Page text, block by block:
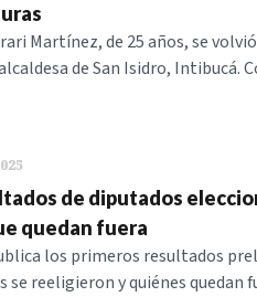
Martínez, de 25 años, se
de San Isidro, Intibucá.
de diputados
quedan fuera
los primeros resultados
se reeligieron y quiénes quedan